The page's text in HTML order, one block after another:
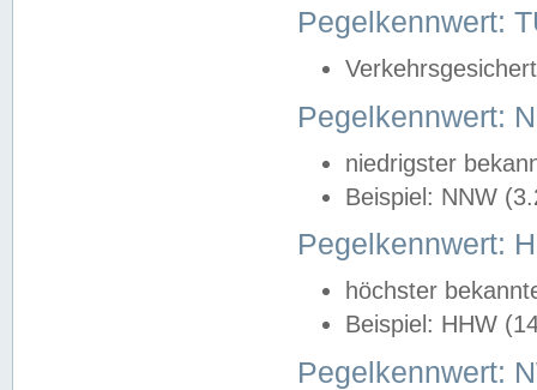
Pegelkennwert:
Pegelkennwert:
niedrigster
Beispiel: NNW
Pegelkennwert:
höchster
Beispiel: HHW
Pegelkennwert: